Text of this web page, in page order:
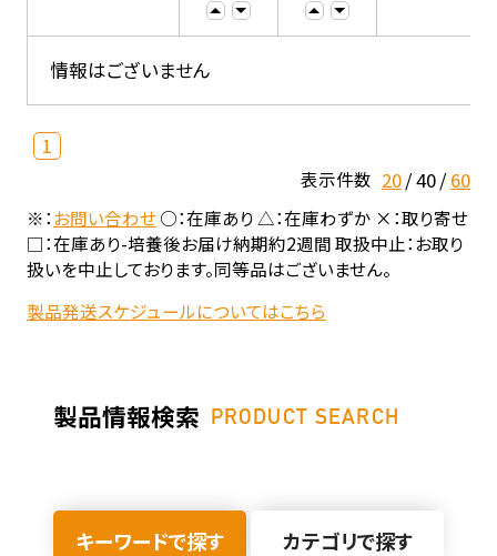
情報はございません
1
表示件数 20 40 60
※：お問い合わせ○：在庫あり △：在庫わずか ×：取り寄せ
□：在庫あり-培養後お届け納期約2週間 取扱中止：お取り
扱いを中止しております。同等品はございません。
製品発送スケジュールについてはこちら
製品情報検索 PRODUCT SEARCH
キーワードで探す カテゴリで探す